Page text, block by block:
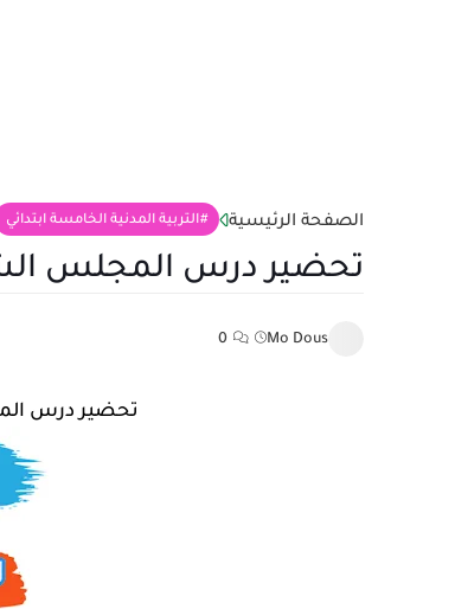
الصفحة الرئيسية التربية المدنية الخامسة ابتدائي
تحضير درس المجلس
Mo Dous
0
تحضير درس